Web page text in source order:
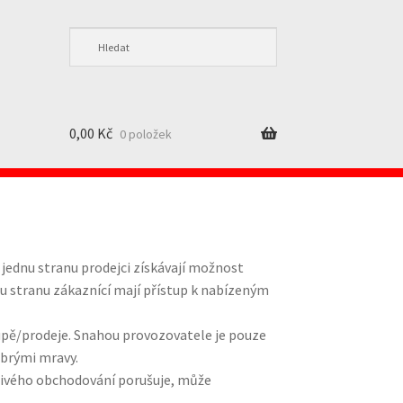
0,00 Kč 0 položek
stranu prodejci získávají možnost
stranu zákaznící mají přístup k nabízeným
prodeje. Snahou provozovatele je pouze
mravy.
obchodování porušuje, může